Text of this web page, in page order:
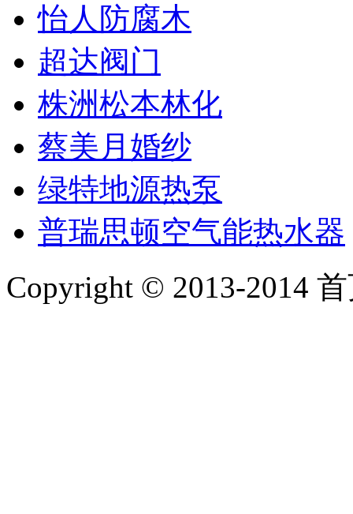
怡人防腐木
超达阀门
株洲松本林化
蔡美月婚纱
绿特地源热泵
普瑞思顿空气能热水器
Copyright © 2013-2014